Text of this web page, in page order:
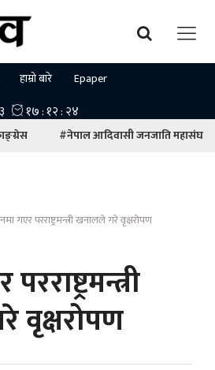
हाम्रो बारे Epaper
#नेपाल आदिवासी जनजाति महासंघ
गएर परराष्ट्रमन्त्री खनालले गरे वृक्षरोपण
वृक्षरोपण